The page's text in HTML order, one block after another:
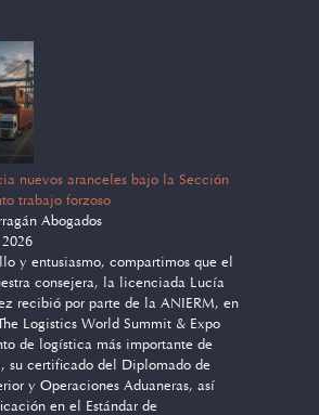
nuevos aranceles bajo la Sección
trabajo forzoso
Abogados
y entusiasmo, compartimos que el
consejera, la licenciada Lucía
recibió por parte de la ANIERM, en
Logistics World Summit & Expo
de logística más importante de
su certificado del Diplomado de
y Operaciones Aduaneras, así
en el Estándar de